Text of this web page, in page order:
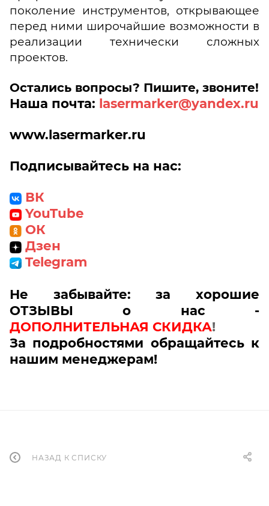
поколение инструментов, открывающее
перед ними широчайшие возможности в
реализации технически сложных
проектов.
Остались вопросы? Пишите, звоните!
Наша почта: lasermarker@yandex.ru
www.lasermarker.ru
Подписывайтесь на нас:
ВК
YouTube
ОК
Дзен
Telegram
Не забывайте: за хорошие
ОТЗЫВЫ о нас -
ДОПОЛНИТЕЛЬНАЯ СКИДКА!
За подробностями обращайтесь к
нашим менеджерам!
НАЗАД К СПИСКУ